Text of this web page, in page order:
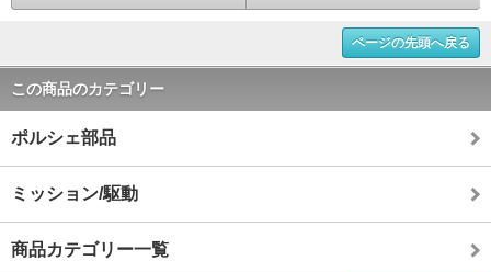
ページの先頭へ戻る
この商品のカテゴリー
ポルシェ部品
ミッション/駆動
商品カテゴリー一覧